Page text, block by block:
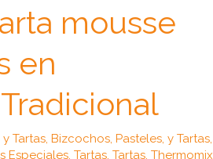
mousse
en
Tartas,Bizcochos, Pasteles, y Tartas,
Especiales,Tartas,Tartas,Thermomix